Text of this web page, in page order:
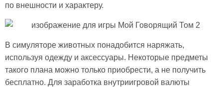
по внешности и характеру.
В симуляторе животных понадобится наряжать,
используя одежду и аксессуары. Некоторые предметы
такого плана можно только приобрести, а не получить
бесплатно. Для заработка внутриигровой валюты